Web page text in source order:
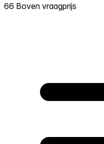
66 Boven vraagprijs